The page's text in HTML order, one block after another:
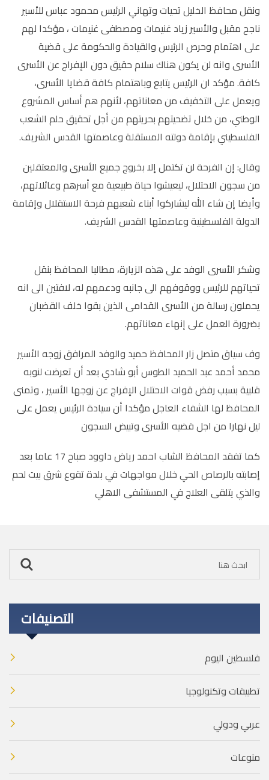
ونقل محافظ الخليل تحيات وتهاني الرئيس محمود عباس للأسير
ناجح مقبل والأسير زياد غنيمات ومصطفى غنيمات ، مؤكدا لهم
على اهتمام وحرص الرئيس والقيادة والحكومة على قضية
الأسرى وانه لن يكون هناك سلام حقيق دون الإفراج عن الأسرى
كافة. مؤكد ان الرئيس يتابع وباهتمام كافة قضايا الأسرى،
ويعمل على التخفيف من معاناتهم، لأنهم هم أساس المشروع
الوطني، من خلال تضحيتهم بحريتهم من أجل تحقيق حلم الشعب
الفلسطيني بإقامة دولته المستقلة وعاصمتها القدس الشريف.
وقال: إن الفرحة لن تكتمل إلا بخروج جميع الأسرى والمعتقلين
من سجون الاحتلال، ليعيشوا حياة طبيعية مع أسرهم وعائلاتهم،
وأيضا إن شاء الله ليشاركوا أبناء شعبهم فرحة الاستقلال وإقامة
الدولة الفلسطينية وعاصمتها القدس الشريف.
وشكر الأسرى الوفد على هذه الزيارة، مطالبا المحافظ بنقل
تحياتهم للرئيس ووقوفهم الى جانبه ودعمهم له، لافتين الى انه
يحملون رسالة من الأسرى القدامى الذين بقوا خلف القضبان
بضرورة العمل على إنهاء معاناتهم.
وف سياق متصل زار المحافظ حميد والوفد المرافق زوجه الأسير
محمد أحمد عبد الحميد الطوس أبو شادي بعد أن تعرضت لنوبه
قلبية بسبب رفض قوات الاحتلال الإفراج عن زوجها الأسير ، وتمنى
المحافظ لها الشفاء العاجل مؤكدا أن سيادة الرئيس يعمل على
ليل نهارا من اجل قضيه الأسرى وتبيض السجون
كما تفقد المحافظ الشاب احمد رياض داوود صباح 17 عاما بعد
إصابته بالرصاص الحي خلال مواجهات في بلدة تقوع شرق بيت لحم
والذي يتلقى العلاج في المستشفى الاهلي
التصنيفات
فلسطين اليوم
تطبيقات وتكنولوجيا
عربي ودولي
منوعات